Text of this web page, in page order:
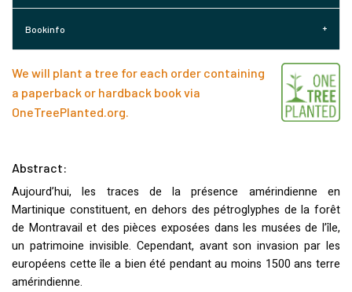
Bookinfo
We will plant a tree for each order containing
a paperback or hardback book via
OneTreePlanted.org.
Abstract:
Aujourd’hui, les traces de la présence amérindienne en
Martinique constituent, en dehors des pétroglyphes de la forêt
de Montravail et des pièces exposées dans les musées de l’île,
un patrimoine invisible. Cependant, avant son invasion par les
européens cette île a bien été pendant au moins 1500 ans terre
amérindienne.